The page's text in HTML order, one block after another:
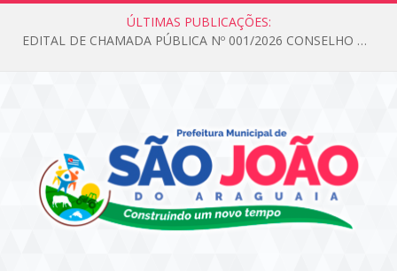
ÚLTIMAS PUBLICAÇÕES:
EDITAL DE CHAMADA PÚBLICA Nº 001/2026 CONSELHO DOS DIREITOS DA CRIANÇA E DO ADOLESCENTE